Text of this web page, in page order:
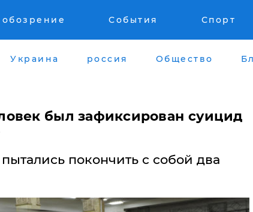
События Спорт
Украина россия Общество
был зафиксирован суицид
покончить с собой два